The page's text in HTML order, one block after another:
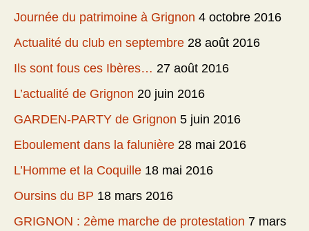
Journée du patrimoine à Grignon 4 octobre 2016
Actualité du club en septembre 28 août 2016
Ils sont fous ces Ibères… 27 août 2016
L’actualité de Grignon 20 juin 2016
GARDEN-PARTY de Grignon 5 juin 2016
Eboulement dans la falunière 28 mai 2016
L’Homme et la Coquille 18 mai 2016
Oursins du BP 18 mars 2016
GRIGNON : 2ème marche de protestation 7 mars